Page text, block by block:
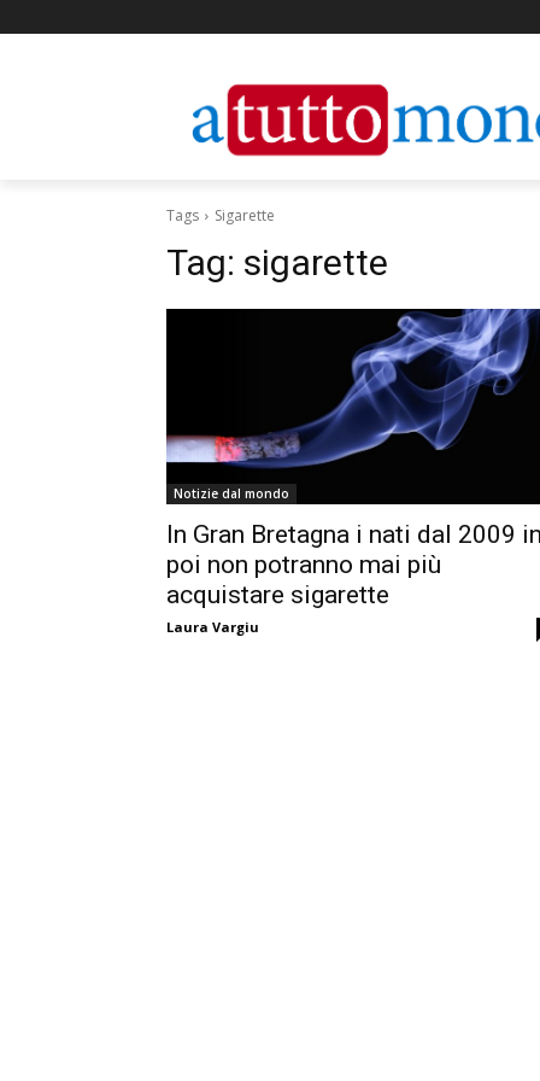
Tags Sigarette
Tag: sigarette
Notizie dal mondo
In Gran Bretagna i nati dal 2009
poi non potranno mai più
acquistare sigarette
Laura Vargiu